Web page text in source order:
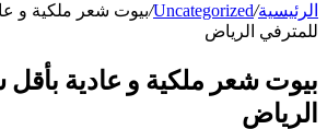
الرئيسية/
Uncategorized
/بيوت شعر ملكية و
للمترفي الرياض
بيوت شعر ملكية و عادية
الرياض